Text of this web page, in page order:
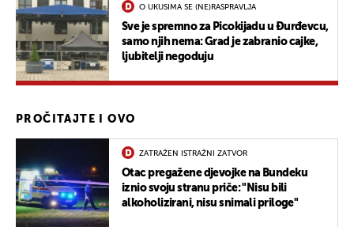
O UKUSIMA SE (NE)RASPRAVLJA
Sve je spremno za Picokijadu u Đurđevcu,
samo njih nema: Grad je zabranio cajke,
ljubitelji negoduju
PROČITAJTE I OVO
ZATRAŽEN ISTRAŽNI ZATVOR
Otac pregažene djevojke na Bundeku
iznio svoju stranu priče: "Nisu bili
alkoholizirani, nisu snimali priloge"